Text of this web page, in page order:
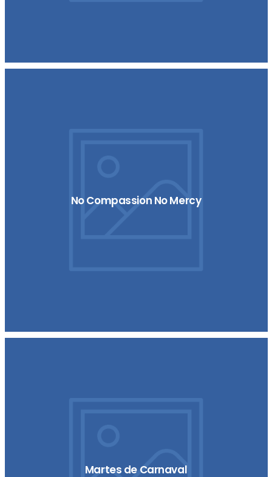
No Compassion No Mercy
Martes de Carnaval